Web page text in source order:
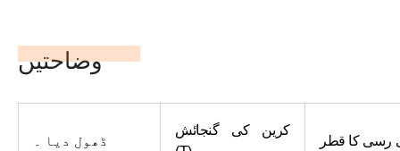
وضاحتیں
ڈھول دیا ۔
کرین کی گنجائش
رسی کا قطر